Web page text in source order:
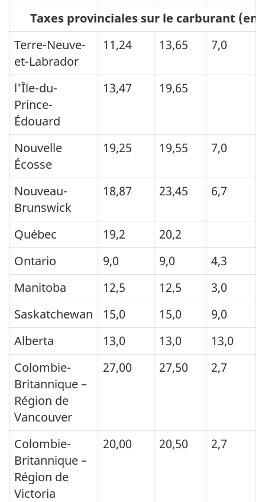
Taxes provinciales sur le carburant
Terre-Neuve-
et-Labrador
11,24 13,65 7,0
l'Île-du-
Prince-
Édouard
13,47 19,65
Nouvelle
Écosse
19,25 19,55 7,0
Nouveau-
Brunswick
18,87 23,45 6,7
Québec 19,2
20,2
Ontario
9,0 9,0
4,3
Manitoba
12,5 12,5
3,0
Saskatchewan
15,0 15,0
9,0
Alberta
13,0 13,0
13,0
Colombie-
Britannique –
Région de
Vancouver
27,00 27,50 2,7
Colombie-
Britannique –
Région de
Victoria
20,00 20,50 2,7